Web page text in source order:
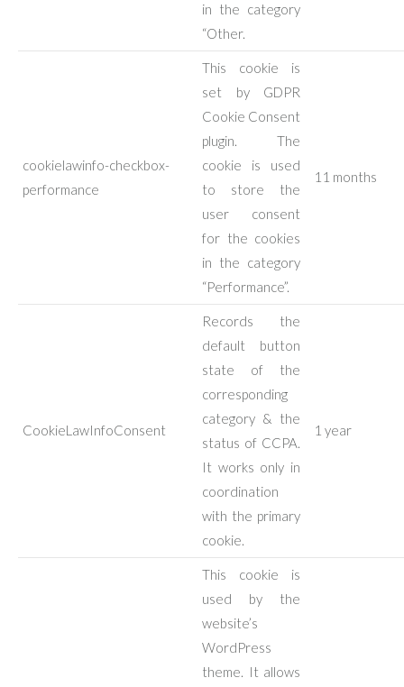
in the category
“Other.
cookielawinfo-checkbox-
performance
This cookie is
set by GDPR
Cookie Consent
plugin. The
cookie is used
to store the
user consent
for the cookies
in the category
“Performance”.
11 months
CookieLawInfoConsent
Records the
default button
state of the
corresponding
category & the
status of CCPA.
It works only in
coordination
with the primary
cookie.
1 year
This cookie is
used by the
website’s
WordPress
theme. It allows